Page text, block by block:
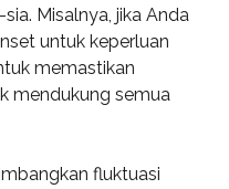
Misalnya, jika Anda
untuk keperluan
memastikan
mendukung semua
fluktuasi